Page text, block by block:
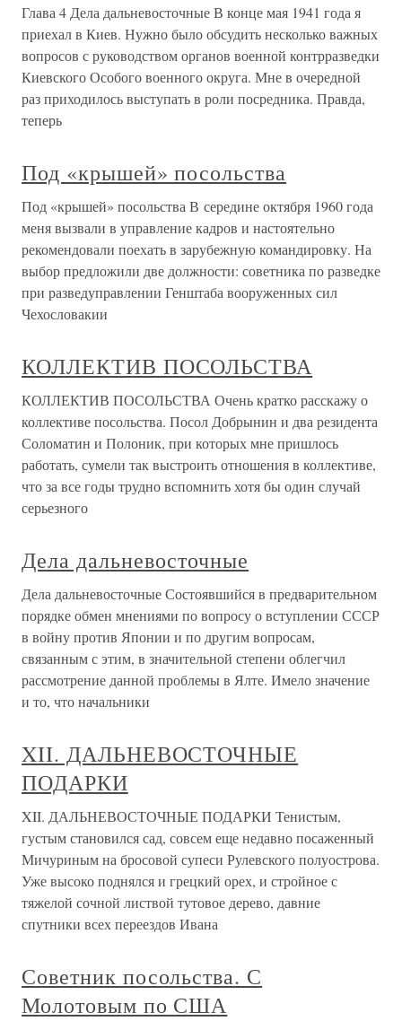
Глава 4 Дела дальневосточные В конце мая 1941 года я
приехал в Киев. Нужно было обсудить несколько важных
вопросов с руководством органов военной контрразведки
Киевского Особого военного округа. Мне в очередной
раз приходилось выступать в роли посредника. Правда,
теперь
Под «крышей» посольства
Под «крышей» посольства В середине октября 1960 года
меня вызвали в управление кадров и настоятельно
рекомендовали поехать в зарубежную командировку. На
выбор предложили две должности: советника по разведке
при разведуправлении Генштаба вооруженных сил
Чехословакии
КОЛЛЕКТИВ ПОСОЛЬСТВА
КОЛЛЕКТИВ ПОСОЛЬСТВА Очень кратко расскажу о
коллективе посольства. Посол Добрынин и два резидента
Соломатин и Полоник, при которых мне пришлось
работать, сумели так выстроить отношения в коллективе,
что за все годы трудно вспомнить хотя бы один случай
серьезного
Дела дальневосточные
Дела дальневосточные Состоявшийся в предварительном
порядке обмен мнениями по вопросу о вступлении СССР
в войну против Японии и по другим вопросам,
связанным с этим, в значительной степени облегчил
рассмотрение данной проблемы в Ялте. Имело значение
и то, что начальники
XII. ДАЛЬНЕВОСТОЧНЫЕ
ПОДАРКИ
XII. ДАЛЬНЕВОСТОЧНЫЕ ПОДАРКИ Тенистым,
густым становился сад, совсем еще недавно посаженный
Мичуриным на бросовой супеси Рулевского полуострова.
Уже высоко поднялся и грецкий орех, и стройное с
тяжелой сочной листвой тутовое дерево, давние
спутники всех переездов Ивана
Советник посольства. С
Молотовым по США